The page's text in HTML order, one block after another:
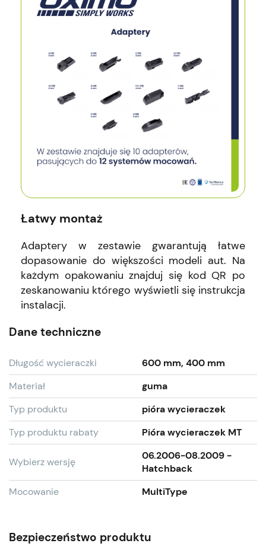
Łatwy montaż
Adaptery w zestawie gwarantują łatwe
dopasowanie do większości modeli aut. Na
każdym opakowaniu znajduj się kod QR po
zeskanowaniu którego wyświetli się instrukcja
instalacji.
Dane techniczne
Długość wycieraczki
600 mm, 400 mm
Materiał
guma
Typ produktu
pióra wycieraczek
Typ produktu rabaty
Pióra wycieraczek MT
Wybierz wersję
06.2006-08.2009 -
Hatchback
Mocowanie
MultiType
Bezpieczeństwo produktu